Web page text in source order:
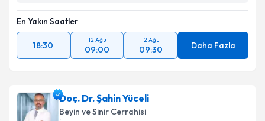
En Yakın Saatler
18:30
12 Ağu
09:00
12 Ağu
09:30 Daha Fazla
Doç. Dr. Şahin Yüceli
Beyin ve Sinir Cerrahisi